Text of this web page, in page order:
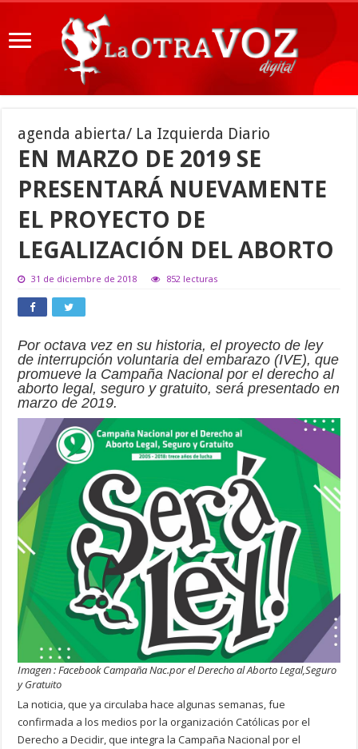
agenda abierta/ La Izquierda Diario
EN MARZO DE 2019 SE
PRESENTARÁ NUEVAMENTE
EL PROYECTO DE
LEGALIZACIÓN DEL ABORTO
31 de diciembre de 2018 852 lecturas
Por octava vez en su historia, el proyecto de ley
de interrupción voluntaria del embarazo (IVE), que
promueve la Campaña Nacional por el derecho al
aborto legal, seguro y gratuito, será presentado en
marzo de 2019.
Imagen : Facebook Campaña Nac.por el Derecho al Aborto Legal,Seguro
y Gratuito
La noticia, que ya circulaba hace algunas semanas, fue
confirmada a los medios por la organización Católicas por el
Derecho a Decidir, que integra la Campaña Nacional por el